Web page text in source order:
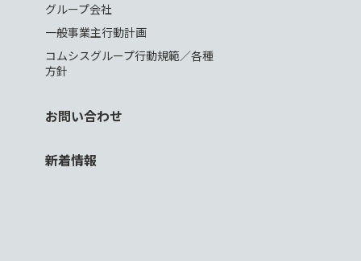
グループ会社
一般事業主行動計画
コムシスグループ行動規範／各種
方針
お問い合わせ
新着情報